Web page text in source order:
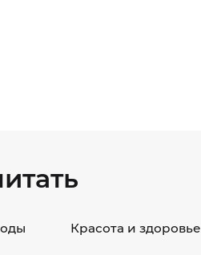
Красота и здоровье